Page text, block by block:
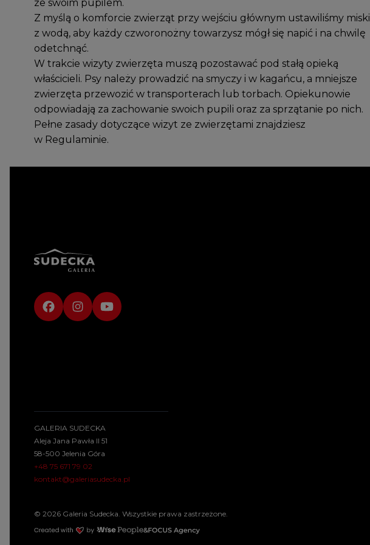
ze swoim pupilem.
Z myślą o komforcie zwierząt przy wejściu głównym ustawiliśmy miski
z wodą, aby każdy czworonożny towarzysz mógł się napić i na chwilę
odetchnąć.
W trakcie wizyty zwierzęta muszą pozostawać pod stałą opieką
właścicieli. Psy należy prowadzić na smyczy i w kagańcu, a mniejsze
zwierzęta przewozić w transporterach lub torbach. Opiekunowie
odpowiadają za zachowanie swoich pupili oraz za sprzątanie po nich.
Pełne zasady dotyczące wizyt ze zwierzętami znajdziesz
w Regulaminie.
GALERIA SUDECKA
Aleja Jana Pawła II 51
58-500 Jelenia Góra
+48 75 671 79 02
kontakt@galeriasudecka.pl
© 2026 Galeria Sudecka. Wszystkie prawa zastrzeżone.